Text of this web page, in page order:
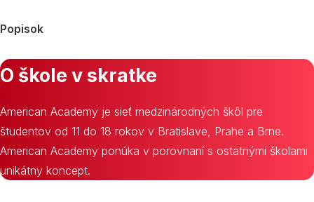
Popisok
O škole v skratke
American Academy je sieť medzinárodných škôl pre
študentov od 11 do 18 rokov v Bratislave, Prahe a Brne.
American Academy ponúka v porovnaní s ostatnými školami
unikátny koncept.